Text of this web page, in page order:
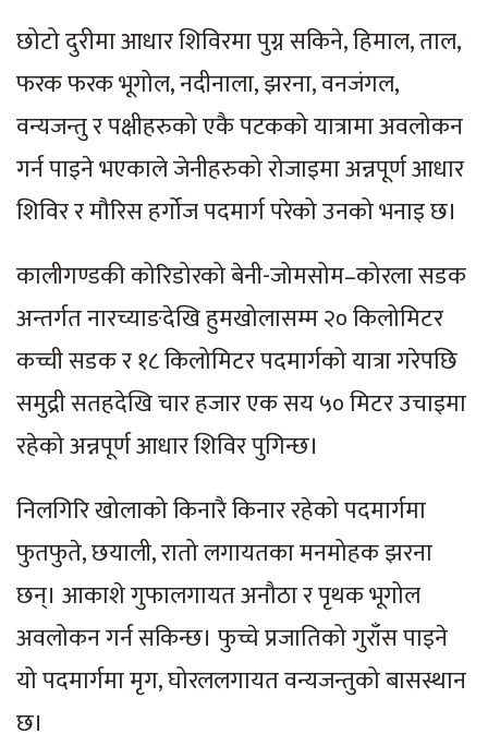
छोटो दुरीमा आधार शिविरमा पुग्न सकिने, हिमाल, ताल,
फरक फरक भूगोल, नदीनाला, झरना, वनजंगल,
वन्यजन्तु र पक्षीहरुको एकै पटकको यात्रामा अवलोकन
गर्न पाइने भएकाले जेनीहरुको रोजाइमा अन्नपूर्ण आधार
शिविर र मौरिस हर्गोज पदमार्ग परेको उनको भनाइ छ।
कालीगण्डकी कोरिडोरको बेनी-जोमसोम–कोरला सडक
अन्तर्गत नारच्याङदेखि हुमखोलासम्म २० किलोमिटर
कच्ची सडक र १८ किलोमिटर पदमार्गको यात्रा गरेपछि
समुद्री सतहदेखि चार हजार एक सय ५० मिटर उचाइमा
रहेको अन्नपूर्ण आधार शिविर पुगिन्छ।
निलगिरि खोलाको किनारै किनार रहेको पदमार्गमा
फुतफुते, छयाली, रातो लगायतका मनमोहक झरना
छन्। आकाशे गुफालगायत अनौठा र पृथक भूगोल
अवलोकन गर्न सकिन्छ। फुच्चे प्रजातिको गुराँस पाइने
यो पदमार्गमा मृग, घोरललगायत वन्यजन्तुको बासस्थान
छ।